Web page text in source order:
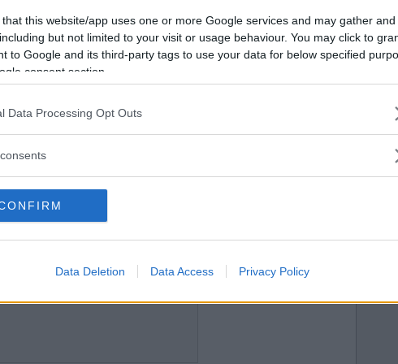
that this website/app uses one or more Google services and may gather
but not limited to your visit or usage behaviour. You may click to
to Google and its third-party tags to use your data for below specified
consent section.
Data Processing Opt Outs
Data Deletion Data Access Privacy Policy
2020-11-13 08:31
Vill du bli
medlem?